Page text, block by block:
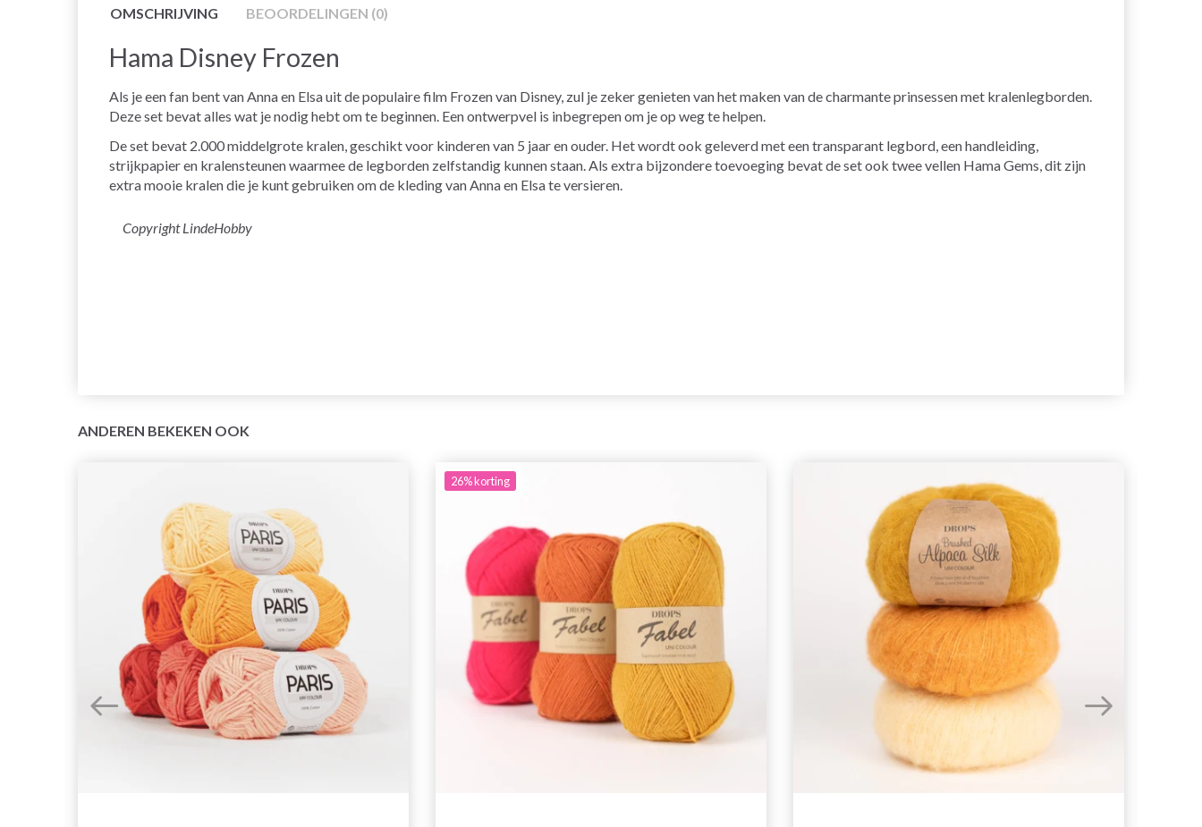
OMSCHRIJVING BEOORDELINGEN (0)
Hama Disney Frozen
Als je een fan bent van Anna en Elsa uit de populaire film Frozen van Disney, zul je zeker genieten van het maken van de charmante prinsessen met kralenlegborden.
Deze set bevat alles wat je nodig hebt om te beginnen. Een ontwerpvel is inbegrepen om je op weg te helpen.
De set bevat 2.000 middelgrote kralen, geschikt voor kinderen van 5 jaar en ouder. Het wordt ook geleverd met een transparant legbord, een handleiding,
strijkpapier en kralensteunen waarmee de legborden zelfstandig kunnen staan. Als extra bijzondere toevoeging bevat de set ook twee vellen Hama Gems, dit zijn
extra mooie kralen die je kunt gebruiken om de kleding van Anna en Elsa te versieren.
Copyright LindeHobby
ANDEREN BEKEKEN OOK
26%korting